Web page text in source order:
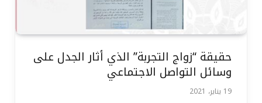
حقيقة “زواج التجربة” الذي أثار الجدل على
وسائل التواصل الاجتماعي
19 يناير، 2021